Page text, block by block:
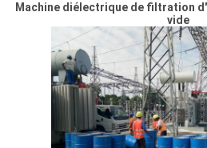
Machine diélectrique de filtration
vide